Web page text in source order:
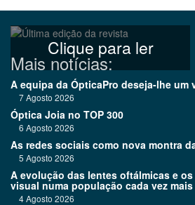
Clique para ler
Mais notícias:
A equipa da ÓpticaPro deseja-lhe um
7 Agosto 2026
Óptica Joia no TOP 300
6 Agosto 2026
As redes sociais como nova montra
5 Agosto 2026
A evolução das lentes oftálmicas e
visual numa população cada vez
4 Agosto 2026